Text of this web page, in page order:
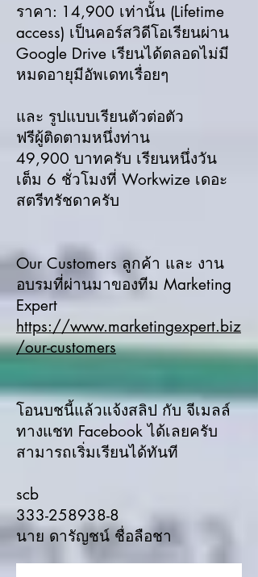
ราคา: 14,900 เท่านั้น (Lifetime
access) เป็นคอร์สวิดีโอเรียนผ่าน
Google Drive เรียนได้ตลอดไม่มี
หมดอายุมีอัพเดทเรื่อยๆ
และ รูปแบบเรียนตัวต่อตัว
ฟรีผู้ติดตามหนึ่งท่าน
49,900 บาทครับ เรียนหนึ่งวัน
เต็ม 6 ชั่วโมงที่ Workwize เดอะ
สตรีทรัชดาครับ
Our Customers ลูกค้า และ งาน
อบรมที่ผ่านมาของทีม Marketing
Expert
https://www.marketingexpert.biz
/our-customers
โอนบชนี้แล้วแจ้งสลิป กับ จีเมลล์
ทางแชท Facebook ได้เลยครับ
สามารถเริ่มเรียนได้ทันที
scb
333-258938-8
นาย ดารัญชน์ ชื่อลือชา